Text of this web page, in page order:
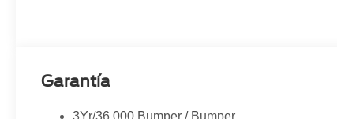
Garantía